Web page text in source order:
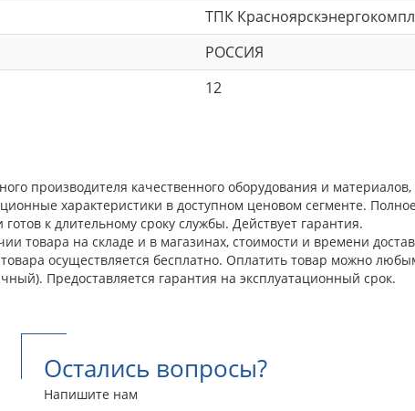
ТПК
РОССИЯ
12
производителя качественного оборудования и
характеристики в доступном ценовом сегменте.
к длительному сроку службы. Действует гарантия.
товара на складе и в магазинах, стоимости и времени
осуществляется бесплатно. Оплатить товар можно
Предоставляется гарантия на эксплуатационный срок.
Остались вопросы?
Напишите нам